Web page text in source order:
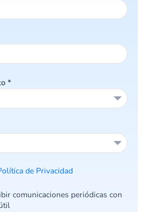
*
de Privacidad
comunicaciones periódicas con